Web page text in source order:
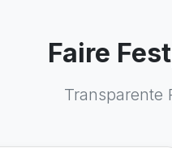
Faire
Transparente